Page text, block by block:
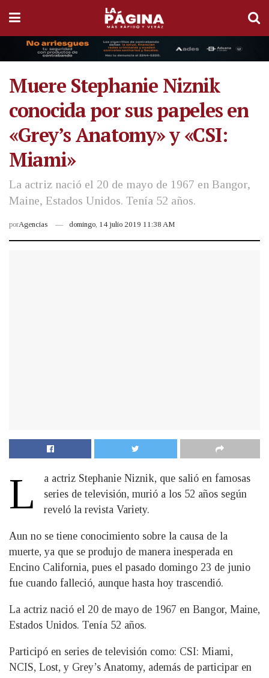
Muere Stephanie Niznik
conocida por sus papeles en
«Grey’s Anatomy» y «CSI:
Miami»
La actriz nació el 20 de mayo de 1967 en Bangor,
Maine, Estados Unidos. Tenía 52 años.
porAgencias domingo, 14 julio 2019 11:38 AM
L
a actriz Stephanie Niznik, que salió en famosas
series de televisión, murió a los 52 años según
reveló la revista Variety.
Aun no se tiene conocimiento sobre la causa de la
muerte, ya que se produjo de manera inesperada en
Encino California, pues el pasado domingo 23 de junio
fue cuando falleció, aunque hasta hoy trascendió.
La actriz nació el 20 de mayo de 1967 en Bangor, Maine,
Estados Unidos. Tenía 52 años.
Participó en series de televisión como: CSI: Miami,
NCIS, Lost, y Grey’s Anatomy, además de participar en